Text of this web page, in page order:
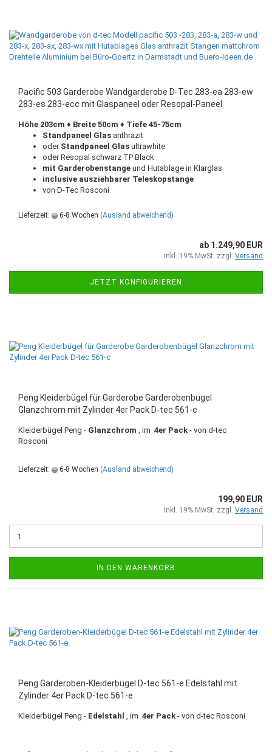
Pacific 503 Garderobe Wandgarderobe D-Tec 283-ea 283-ew
283-es 283-ecc mit Glaspaneel oder Resopal-Paneel
Höhe 203cm ♦ Breite 50cm ♦ Tiefe 45-75cm
Standpaneel Glas anthrazit
oder Standpaneel Glas ultrawhite
oder Resopal schwarz TP Black
mit Garderobenstange und Hutablage in Klarglas
inclusive ausziehbarer Teleskopstange
von D-Tec Rosconi
Lieferzeit: 6-8 Wochen (Ausland abweichend)
ab 1.249,90 EUR
inkl. 19% MwSt. zzgl. Versand
JETZT KONFIGURIEREN
Peng Kleiderbügel für Garderobe Garderobenbügel
Glanzchrom mit Zylinder 4er Pack D-tec 561-c
Kleiderbügel Peng - Glanzchrom , im 4er Pack - von d-tec
Rosconi
Lieferzeit: 6-8 Wochen (Ausland abweichend)
199,90 EUR
inkl. 19% MwSt. zzgl. Versand
IN DEN WARENKORB
Peng Garderoben-Kleiderbügel D-tec 561-e Edelstahl mit
Zylinder 4er Pack D-tec 561-e
Kleiderbügel Peng - Edelstahl , im 4er Pack - von d-tec Rosconi